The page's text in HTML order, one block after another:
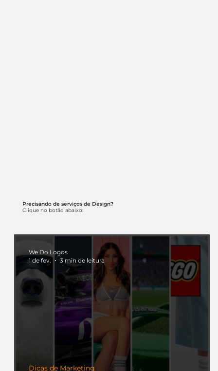
Precisando de serviços de Design?
Clique no botão abaixo:
Dicas de Marketing
We Do Logos
1 de fev.
3 min de leitura